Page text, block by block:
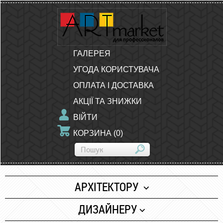
ГАЛЕРЕЯ
УГОДА КОРИСТУВАЧА
ОПЛАТА І ДОСТАВКА
АКЦІЇ ТА ЗНИЖКИ
ВІЙТИ
КОРЗИНА (0)
АРХІТЕКТОРУ
Папір
ДИЗАЙНЕРУ